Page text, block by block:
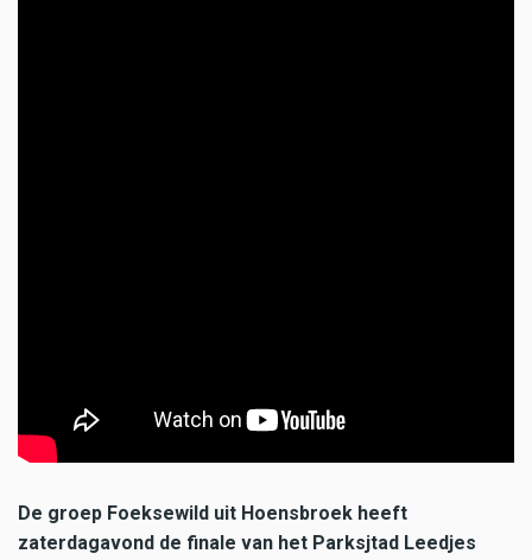
De groep Foeksewild uit Hoensbroek heeft
zaterdagavond de finale van het Parksjtad Leedjes